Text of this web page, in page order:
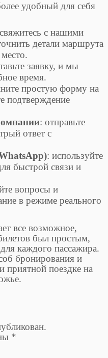
удобный для себя
с нашими
детали маршрута
заявку, и мы
время.
простую форму на
подтверждение
: отправьте
ответ с
: используйте
быстрой связи и
вопросы и
в режиме реального
все возможное,
был простым,
каждого пассажира.
бронирования и
приятной поездке на
*